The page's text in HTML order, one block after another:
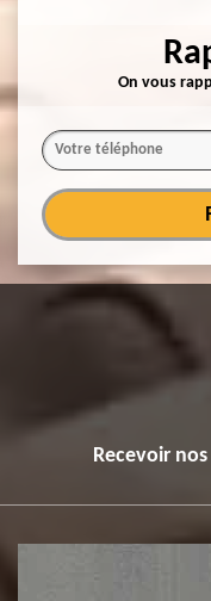
On vous
Recevoir